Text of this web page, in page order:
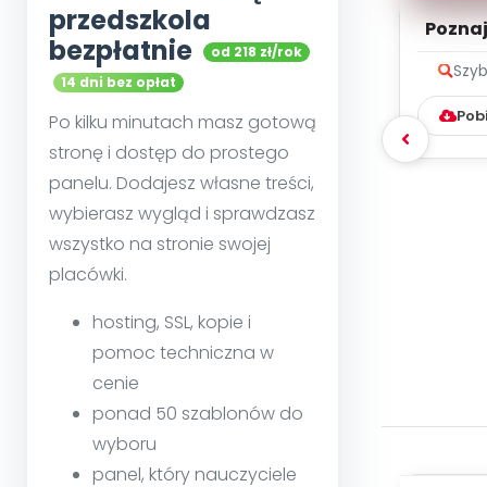
przedszkola
bezpłatnie
od 218 zł/rok
14 dni bez opłat
Po kilku minutach masz gotową
stronę i dostęp do prostego
panelu. Dodajesz własne treści,
wybierasz wygląd i sprawdzasz
wszystko na stronie swojej
placówki.
hosting, SSL, kopie i
pomoc techniczna w
cenie
ponad 50 szablonów do
wyboru
panel, który nauczyciele